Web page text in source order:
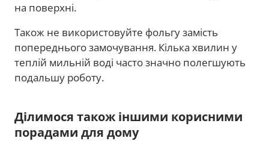
на поверхні.
Також не використовуйте фольгу замість
попереднього замочування. Кілька хвилин у
теплій мильній воді часто значно полегшують
подальшу роботу.
Ділимося також іншими корисними
порадами для дому